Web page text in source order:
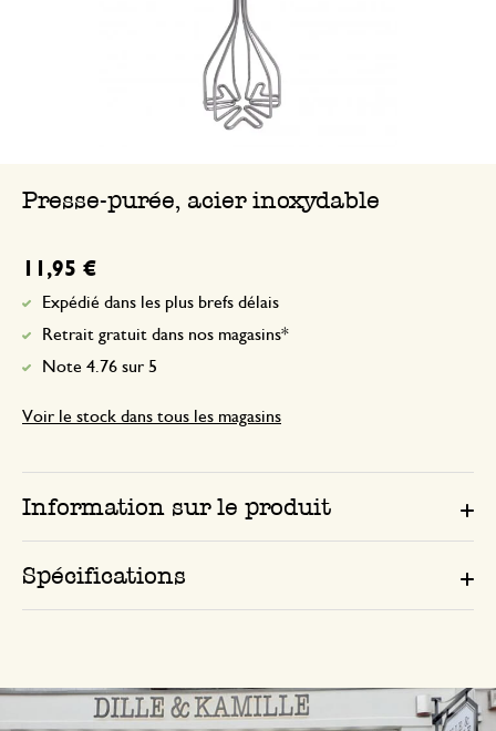
Presse-purée, acier inoxydable
11,95 €
Expédié dans les plus brefs délais
Retrait gratuit dans nos magasins*
Note 4.76 sur 5
Voir le stock dans tous les magasins
Information sur le produit
Spécifications